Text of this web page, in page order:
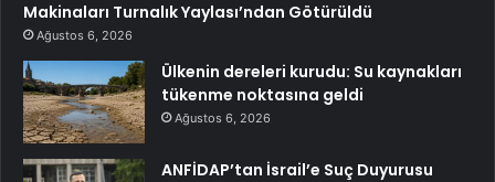
Makinaları Turnalık Yaylası’ndan Götürüldü
Ağustos 6, 2026
Ülkenin dereleri kurudu: Su kaynakları
tükenme noktasına geldi
Ağustos 6, 2026
ANFİDAP’tan İsrail’e Suç Duyurusu